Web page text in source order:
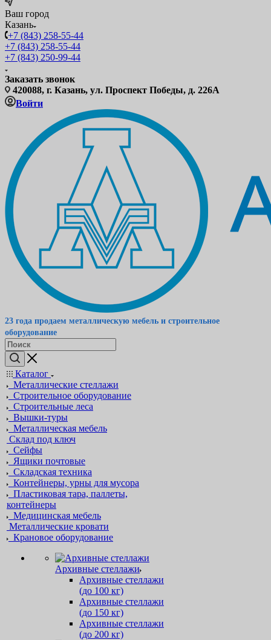
Ваш город
Казань
+7 (843) 258-55-44
+7 (843) 258-55-44
+7 (843) 250-99-44
Заказать звонок
420088, г. Казань, ул. Проспект Победы, д. 226А
Войти
23 года продаем металлическую мебель и строительное
оборудование
Каталог
Металлические стеллажи
Строительное оборудование
Строительные леса
Вышки-туры
Металлическая мебель
Склад под ключ
Сейфы
Ящики почтовые
Складская техника
Контейнеры, урны для мусора
Пластиковая тара, паллеты,
контейнеры
Медицинская мебель
Металлические кровати
Крановое оборудование
Архивные стеллажи
Архивные стеллажи
(до 100 кг)
Архивные стеллажи
(до 150 кг)
Архивные стеллажи
(до 200 кг)